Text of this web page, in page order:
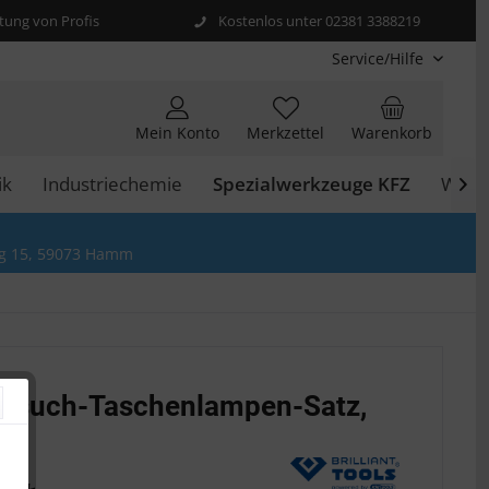
von Profis Kostenlos unter 02381 3388219
Service/Hilfe
Warenkorb
Merkzettel
Mein Konto
Industriechemie Spezialwerkzeuge KFZ 
15, 59073 Hamm
Taschenlampen-Satz,